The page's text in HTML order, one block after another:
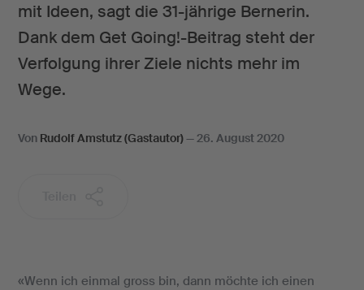
mit Ideen, sagt die 31-jährige Bernerin.
Dank dem Get Going!-Beitrag steht der
Verfolgung ihrer Ziele nichts mehr im
Wege.
Von Rudolf Amstutz (Gastautor)—26. August 2020
«Wenn ich einmal gross bin, dann möchte ich einen